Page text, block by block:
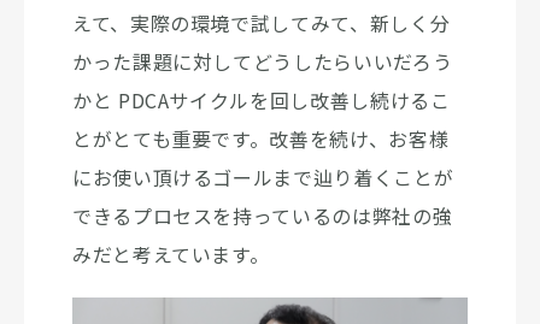
えて、実際の環境で試してみて、新しく分
かった課題に対してどうしたらいいだろう
かと PDCAサイクルを回し改善し続けるこ
とがとても重要です。改善を続け、お客様
にお使い頂けるゴールまで辿り着くことが
できるプロセスを持っているのは弊社の強
みだと考えています。